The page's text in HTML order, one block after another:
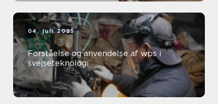
04. juli 2025
Forståelse og anvendelse af wps i
svejseteknologi